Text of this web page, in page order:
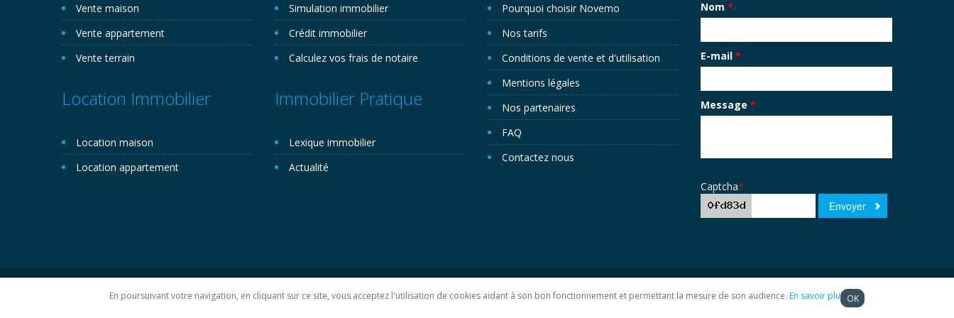
Vente maison
Vente appartement
Vente terrain
Location Immobilier
Location maison
Location appartement
Simulation immobilier
Crédit immobilier
Calculez vos frais de notaire
Immobilier Pratique
Lexique immobilier
Actualité
Pourquoi choisir Novemo
Nos tarifs
Conditions de vente et d'utilisation
Mentions légales
Nos partenaires
FAQ
Contactez nous
Nom *
E-mail *
Message *
Captcha*
Copyright 2026©. Novemo.com. Tous droits réservés. Plan du site
En poursuivant votre navigation, en cliquant sur ce site, vous acceptez l'utilisation de cookies aidant à son bon fonctionnement et permettant la mesure de son audience. En savoir plus OK